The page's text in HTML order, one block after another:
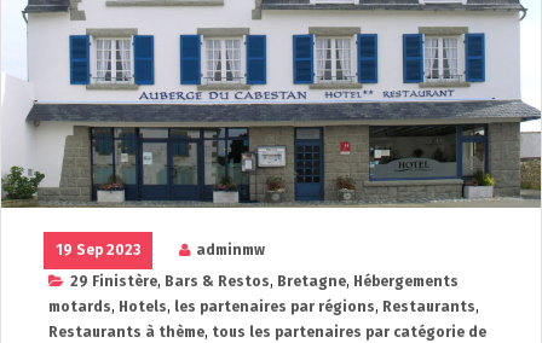
19 Sep 2023
adminmw
29 Finistère, Bars & Restos, Bretagne, Hébergements
motards, Hotels, les partenaires par régions, Restaurants,
Restaurants à thème, tous les partenaires par catégorie de